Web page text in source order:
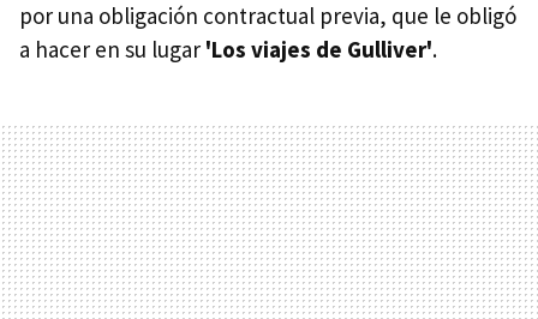
por una obligación contractual previa, que le obligó
a hacer en su lugar 'Los viajes de Gulliver'.